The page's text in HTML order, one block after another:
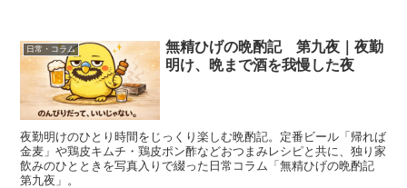
日常・コラム
無精ひげの晩酌記 第九夜｜夜勤
明け、晩まで酒を我慢した夜
夜勤明けのひとり時間をじっくり楽しむ晩酌記。定番ビール「帰れば
金麦」や鶏皮キムチ・鶏皮ポン酢などおつまみレシピと共に、独り家
飲みのひとときを写真入りで綴った日常コラム「無精ひげの晩酌記
第九夜」。